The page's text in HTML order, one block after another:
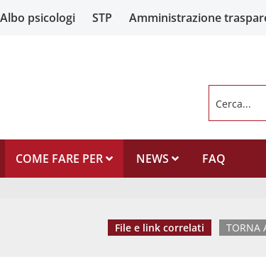
Albo psicologi STP Amministrazione
Cerca...
COME FARE PER NEWS FAQ
TORNA
File e link correlati